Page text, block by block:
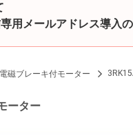
用メールアドレス導入
電磁ブレーキ付モーター
ーター